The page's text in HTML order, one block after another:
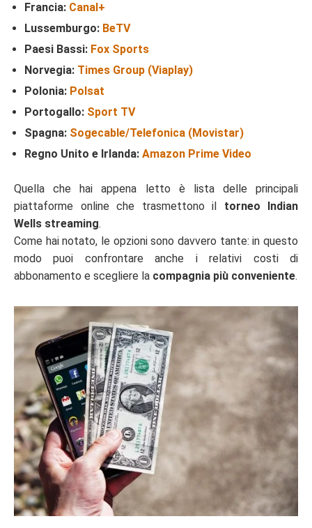
Francia: Canal+
Lussemburgo: BeTV
Paesi Bassi: Fox Sports
Norvegia: Times Group (Viaplay)
Polonia: Polsat
Portogallo: Sport TV
Spagna: Sogecable/Telefonica (Movistar)
Regno Unito e Irlanda: Amazon Prime Video
Quella che hai appena letto è lista delle principali
piattaforme online che trasmettono il
torneo Indian
Wells streaming.
Come hai notato, le opzioni sono davvero tante: in questo
modo puoi confrontare anche i relativi costi di
abbonamento e scegliere la compagnia più conveniente.